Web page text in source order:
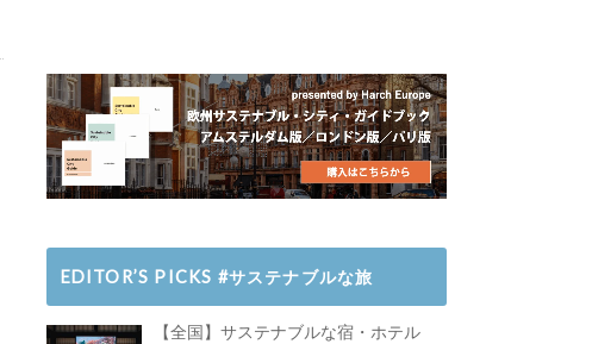
EDITOR’S PICKS #サステナブルな旅
【全国】サステナブルな宿・ホテル